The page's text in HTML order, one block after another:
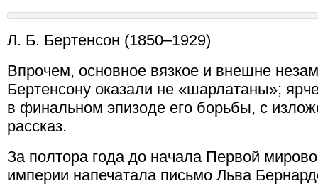
Л. Б. Бертенсон (1850–1929)
Впрочем, основное вязкое и внешне
Бертенсону оказали не «шарлатаны»;
в финальном эпизоде его борьбы, с
рассказ.
За полтора года до начала Первой
империи напечатала письмо Льва